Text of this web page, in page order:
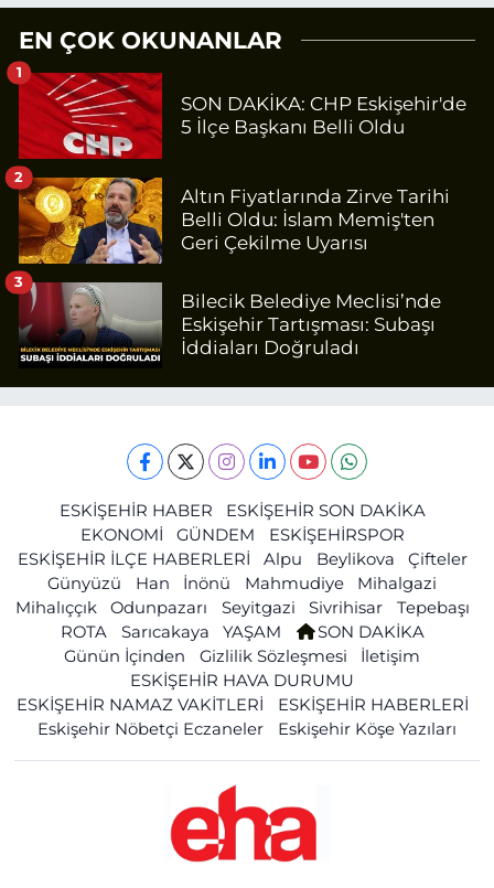
EN ÇOK OKUNANLAR
SON DAKİKA: CHP Eskişehir'de
5 İlçe Başkanı Belli Oldu
1
Altın Fiyatlarında Zirve Tarihi
Belli Oldu: İslam Memiş'ten
Geri Çekilme Uyarısı
2
Bilecik Belediye Meclisi’nde
Eskişehir Tartışması: Subaşı
İddiaları Doğruladı
3
ESKİŞEHİR HABER
ESKİŞEHİR SON DAKİKA
EKONOMİ
GÜNDEM
ESKİŞEHİRSPOR
ESKİŞEHİR İLÇE HABERLERİ
Alpu Beylikova
Çifteler
Günyüzü
Han İnönü Mahmudiye
Mihalgazi
Mihalıççık
Odunpazarı Seyitgazi Sivrihisar
Tepebaşı
ROTA
Sarıcakaya YAŞAM
SON DAKİKA
Günün İçinden
Gizlilik Sözleşmesi
İletişim
ESKİŞEHİR HAVA DURUMU
ESKİŞEHİR NAMAZ VAKİTLERİ
ESKİŞEHİR HABERLERİ
Eskişehir Nöbetçi Eczaneler
Eskişehir Köşe Yazıları